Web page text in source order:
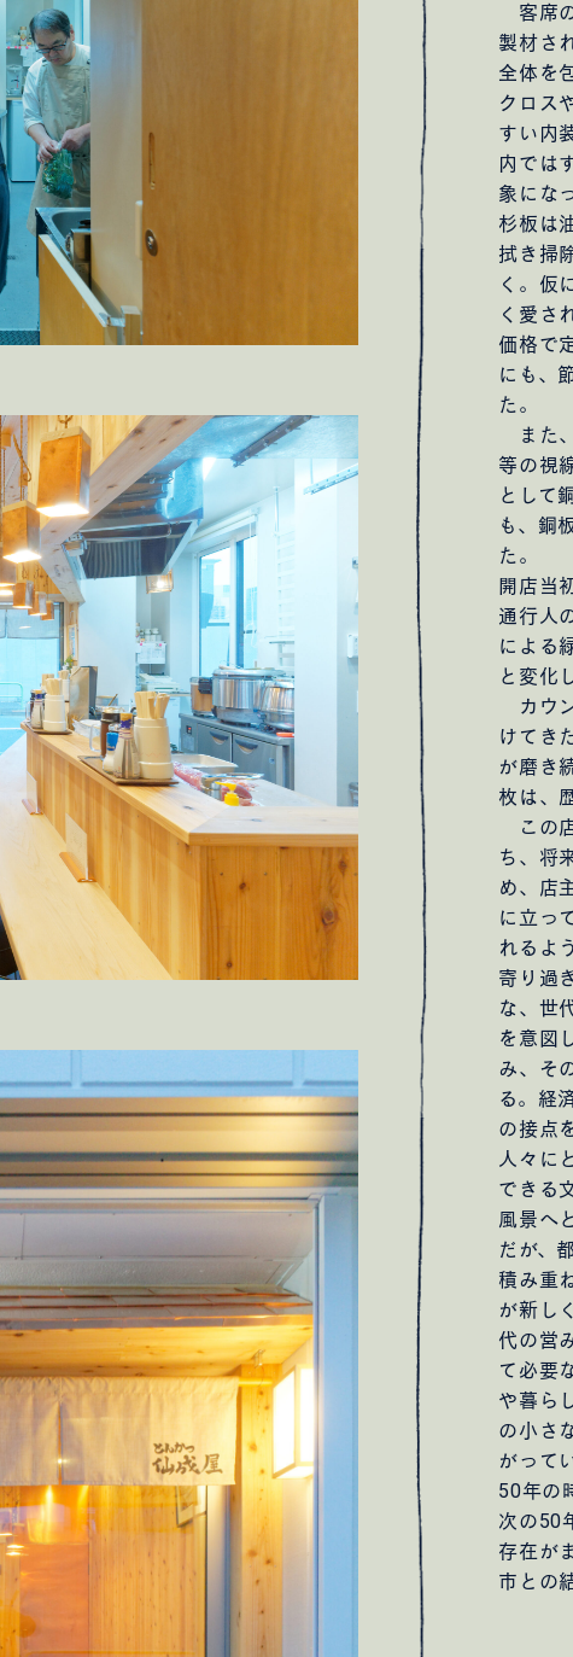
phase 1
S/Aさんのた
ための家
高滝コーポレートオフィス
石遊庵 待合
ライフアンドワークコミッションオフィス
ンター Rさんのための家
Failover
ラマチック展 3
みんなでカレンダー展 2017
cobuke coffee
Sさんのための家
ト Tさんのためのアパート Kさんのための家
ためのメンテナンス 開宅舎ディレクション
明日の郊外
客席
製材さ
全体を
クロス
すい内
内では
象にな
杉板は
拭き掃
く。仮
く愛さ
価格で
にも、
た。
また
等の視
として
も、銅
た。
開店当
通行人
による
と変化
カウ
けてき
が磨き
枚は、
この
ち、将
め、店
に立っ
れるよ
寄り過
な、世
を意図
み、そ
る。経
の接点
人々に
できる
風景へ
だが、
積み重
が新し
代の営
て必要
や暮ら
の小さ
がって
50年の
次の50
存在が
市との